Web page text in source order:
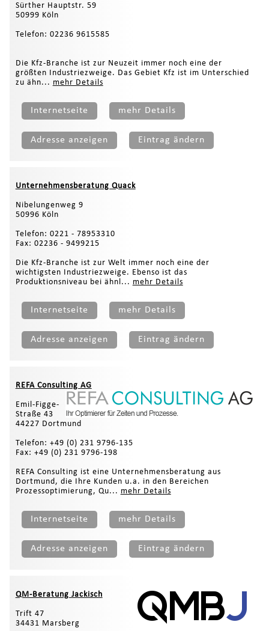
Sürther Hauptstr. 59
50999 Köln
Telefon: 02236 9615585
Die Kfz-Branche ist zur Neuzeit immer noch eine der
größten Industriezweige. Das Gebiet Kfz ist im Unterschied
zu ähn... mehr Details
Internetseite mehr Details
Adresse anzeigen Eintrag ändern
Unternehmensberatung Quack
Nibelungenweg 9
50996 Köln
Telefon: 0221 - 78953310
Fax: 02236 - 9499215
Die Kfz-Branche ist zur Welt immer noch eine der
wichtigsten Industriezweige. Ebenso ist das
Produktionsniveau bei ähnl... mehr Details
Internetseite mehr Details
Adresse anzeigen Eintrag ändern
REFA Consulting AG
Emil-Figge-
Straße 43
44227 Dortmund
Telefon: +49 (0) 231 9796-135
Fax: +49 (0) 231 9796-198
REFA Consulting ist eine Unternehmensberatung aus
Dortmund, die Ihre Kunden u.a. in den Bereichen
Prozessoptimierung, Qu... mehr Details
Internetseite mehr Details
Adresse anzeigen Eintrag ändern
QM-Beratung Jackisch
Trift 47
34431 Marsberg